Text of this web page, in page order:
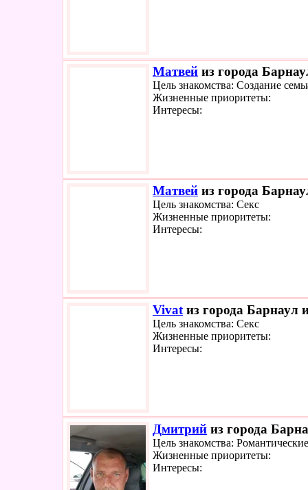
Матвей из города
Цель знакомства: Создание
Жизненные приоритеты:
Интересы:
Матвей из города
Цель знакомства: Секс
Жизненные приоритеты:
Интересы:
Vivat из города Барнаул
Цель знакомства: Секс
Жизненные приоритеты:
Интересы:
Дмитрий из города
Цель знакомства:
Жизненные приоритеты:
Интересы: